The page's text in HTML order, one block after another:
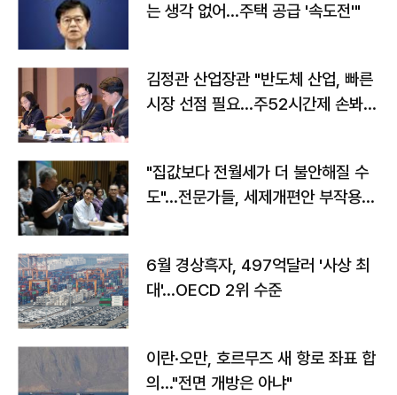
는 생각 없어…주택 공급 '속도전'"
김정관 산업장관 "반도체 산업, 빠른
시장 선점 필요…주52시간제 손봐
"집값보다 전월세가 더 불안해질 수
도"…전문가들, 세제개편안 부작용
6월 경상흑자, 497억달러 '사상 최
대'…OECD 2위 수준
이란·오만, 호르무즈 새 항로 좌표 합
의…"전면 개방은 아냐"